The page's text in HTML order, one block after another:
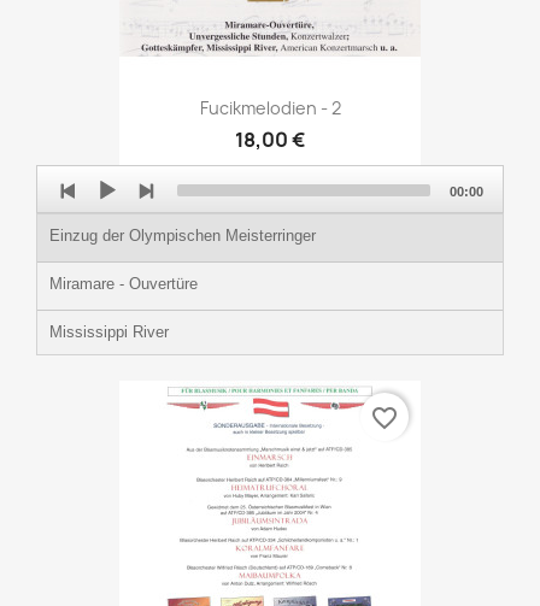
Fucikmelodien - 2
18,00 €
Player
Einzug der Olympischen Meisterringer
Miramare - Ouvertüre
Mississippi River
00:00
favorite_border